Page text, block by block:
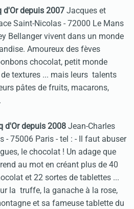
d'Or depuis 2007 Jacques et
Saint-Nicolas - 72000 Le Mans
Bellanger vivent dans un monde
Amoureux des fèves
chocolat, petit monde
textures ... mais leurs talents
pâtes de fruits, macarons,
d'Or depuis 2008 Jean-Charles
- 75006 Paris - tel : - Il faut abuser
le chocolat ! Un adage que
au mot en créant plus de 40
et 22 sortes de tablettes ...
la truffe, la ganache à la rose,
et sa fameuse tablette du